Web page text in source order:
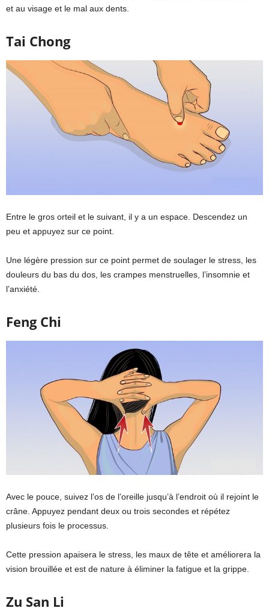
et au visage et le mal aux dents.
Tai Chong
Entre le gros orteil et le suivant, il y a un espace. Descendez un
peu et appuyez sur ce point.
Une légère pression sur ce point permet de soulager le stress, les
douleurs du bas du dos, les crampes menstruelles, l’insomnie et
l’anxiété.
Feng Chi
Avec le pouce, suivez l’os de l’oreille jusqu’à l’endroit où il rejoint le
crâne. Appuyez pendant deux ou trois secondes et répétez
plusieurs fois le processus.
Cette pression apaisera le stress, les maux de tête et améliorera la
vision brouillée et est de nature à éliminer la fatigue et la grippe.
Zu San Li